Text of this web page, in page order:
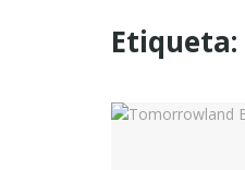
Etiqueta: